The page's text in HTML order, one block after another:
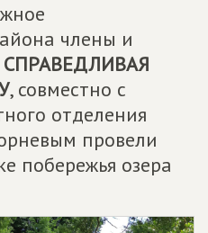
члены и
СПРАВЕДЛИВАЯ
, совместно с
отделения
провели
побережья озера